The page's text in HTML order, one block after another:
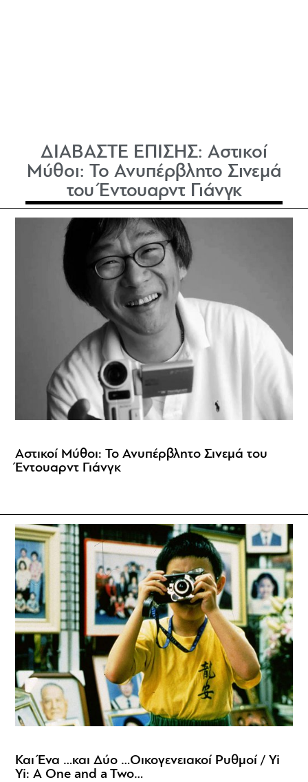
ΔΙΑΒΑΣΤΕ ΕΠΙΣΗΣ: Αστικοί
Μύθοι: Το Ανυπέρβλητο Σινεμά
του Έντουαρντ Γιάνγκ
Αστικοί Μύθοι: Το Ανυπέρβλητο Σινεμά του
Έντουαρντ Γιάνγκ
Και Ένα …και Δύο …Οικογενειακοί Ρυθμοί / Yi
Yi: A One and a Two…